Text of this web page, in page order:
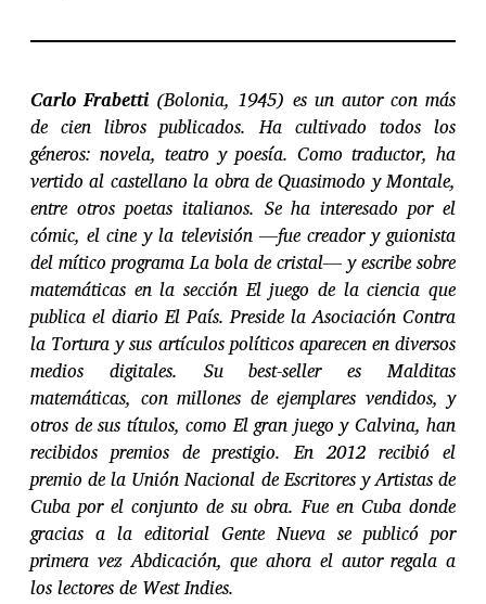
Carlo Frabetti(Bolonia, 1945) es un autor con más
de cien libros publicados. Ha cultivado todos los
géneros: novela, teatro y poesía. Como traductor, ha
vertido al castellano la obra de Quasimodo y Montale,
entre otros poetas italianos. Se ha interesado por el
cómic, el cine y la televisión —fue creador y guionista
del mítico programa La bola de cristal— y escribe sobre
matemáticas en la sección El juego de la ciencia que
publica el diario El País. Preside la Asociación Contra
la Tortura y sus artículos políticos aparecen en diversos
medios digitales. Su best-seller es Malditas
matemáticas, con millones de ejemplares vendidos, y
otros de sus títulos, como El gran juego y Calvina, han
recibidos premios de prestigio. En 2012 recibió el
premio de la Unión Nacional de Escritores y Artistas de
Cuba por el conjunto de su obra. Fue en Cuba donde
gracias a la editorial Gente Nueva se publicó por
primera vez Abdicación, que ahora el autor regala a
los lectores de West Indies.